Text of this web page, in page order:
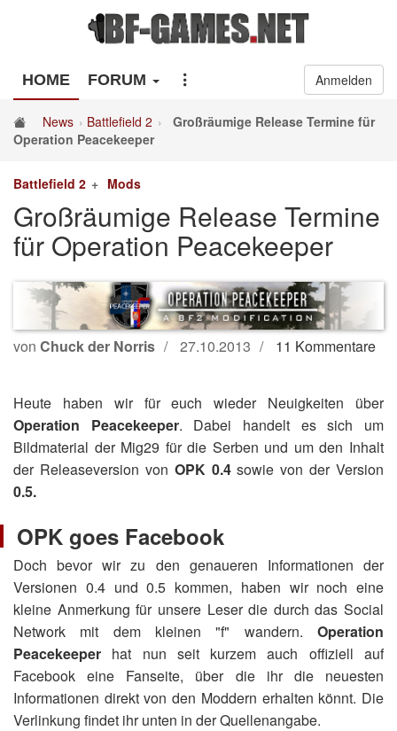
HOME FORUM Anmelden
News Battlefield 2
Großräumige Release Termine für
Operation Peacekeeper
Battlefield 2 Mods
Großräumige Release Termine
für Operation Peacekeeper
von Chuck der Norris 27.10.2013 11 Kommentare
Heute haben wir für euch wieder Neuigkeiten über
Operation Peacekeeper. Dabei handelt es sich um
Bildmaterial der Mig29 für die Serben und um den Inhalt
der Releaseversion von OPK 0.4sowie von der Version
0.5.
OPK goes Facebook
Doch bevor wir zu den genaueren Informationen der
Versionen 0.4 und 0.5 kommen, haben wir noch eine
kleine Anmerkung für unsere Leser die durch das Social
Network mit dem kleinen "f" wandern. Operation
Peacekeeper hat nun seit kurzem auch offiziell auf
Facebook eine Fanseite, über die ihr die neuesten
Informationen direkt von den Moddern erhalten könnt. Die
Verlinkung findet ihr unten in der Quellenangabe.